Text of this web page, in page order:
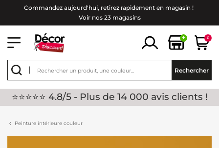
Commandez aujourd'hui, retirez rapidement en magasin !
Voir nos 23 magasins
+ 0
Rechercher
⭐⭐⭐⭐⭐ 4.8/5 - Plus de 14 000 avis clients !
Peinture intérieure couleur